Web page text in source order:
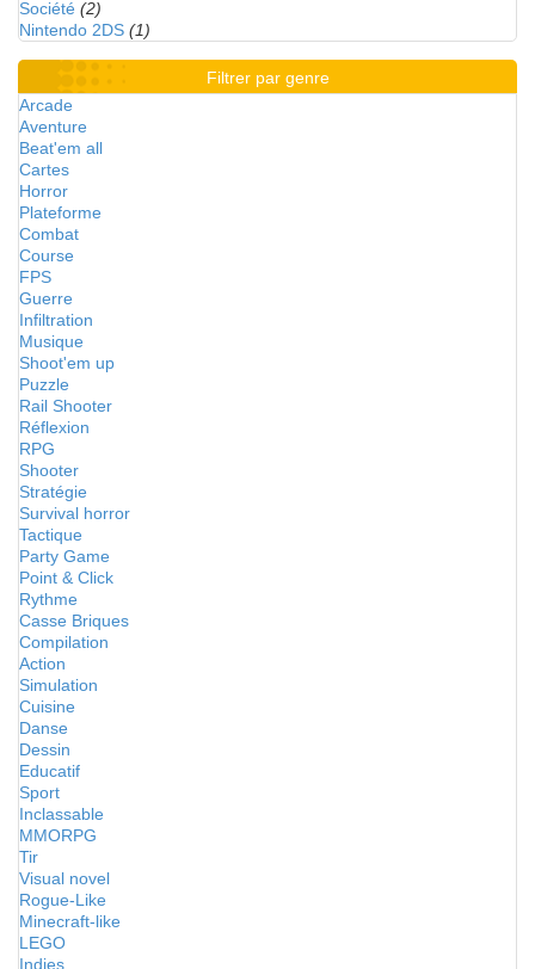
Société (2)
Nintendo 2DS (1)
Filtrer par genre
Arcade
Aventure
Beat'em all
Cartes
Horror
Plateforme
Combat
Course
FPS
Guerre
Infiltration
Musique
Shoot'em up
Puzzle
Rail Shooter
Réflexion
RPG
Shooter
Stratégie
Survival horror
Tactique
Party Game
Point & Click
Rythme
Casse Briques
Compilation
Action
Simulation
Cuisine
Danse
Dessin
Educatif
Sport
Inclassable
MMORPG
Tir
Visual novel
Rogue-Like
Minecraft-like
LEGO
Indies